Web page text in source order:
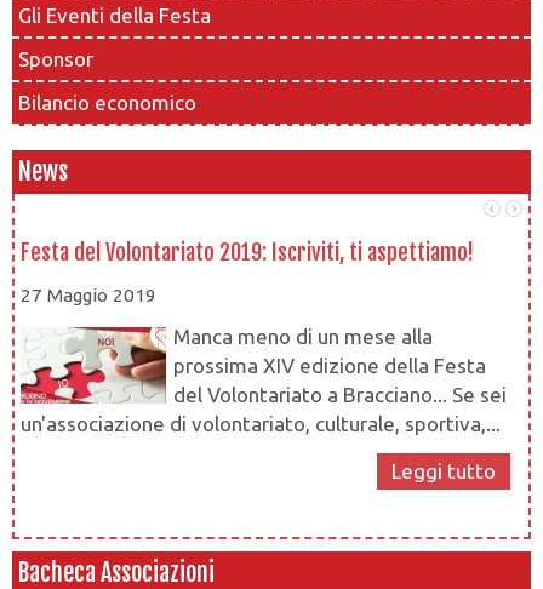
Gli Eventi della Festa
Sponsor
Bilancio economico
News
Festa del Volontariato 2019: Iscriviti, ti aspettiamo!
27 Maggio 2019
Manca meno di un mese alla
prossima XIV edizione della Festa
del Volontariato a Bracciano... Se sei
un'associazione di volontariato, culturale, sportiva,...
Leggi tutto
Bacheca Associazioni